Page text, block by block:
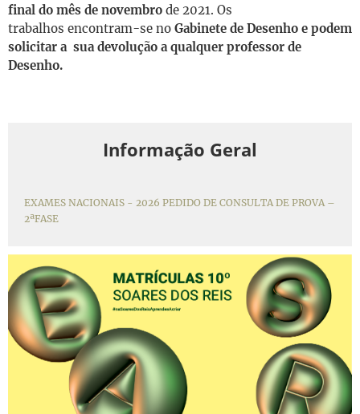
final do mês de novembro de 2021. Os
trabalhos encontram-se no Gabinete de Desenho e podem
solicitar a sua devolução a qualquer professor de
Desenho.
Informação Geral
EXAMES NACIONAIS - 2026 PEDIDO DE CONSULTA DE PROVA –
2ªFASE